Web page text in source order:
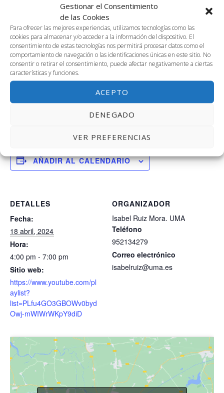
Gestionar el Consentimiento
de las Cookies
Para ofrecer las mejores experiencias, utilizamos tecnologías como las
cookies para almacenar y/o acceder a la información del dispositivo. El
consentimiento de estas tecnologías nos permitirá procesar datos como el
comportamiento de navegación o las identificaciones únicas en este sitio. No
consentir o retirar el consentimiento, puede afectar negativamente a ciertas
características y funciones.
ACEPTO
DENEGADO
VER PREFERENCIAS
internacional universitaria MotoStudent
celebra en TechnoPark Motorland, Aragón). Su cometido
es aportar soluciones técnicas y sostenibles aplicadas al
mundo de las dos ruedas y a las exigencias de la
competición en particular.
UMA Racing Team pretende consolidarse como una
herramienta que permitatransferir los resultados de la
experiencia de aprendizaje singular para el estudiantado.
AÑADIR AL CALENDARIO
DETALLES
Fecha:
18 abril, 2024
Hora:
4:00 pm - 7:00 pm
Sitio web:
https://www.youtube.com/pl
aylist?
list=PLfu4GO3GBOWv0byd
Owj-mWIWrWKpY9diD
ORGANIZADOR
Isabel Ruiz Mora. UMA
Teléfono
952134279
Correo electrónico
isabelruiz@uma.es